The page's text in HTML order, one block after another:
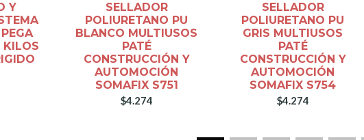
Y
KILOS
SELLADOR
POLIURETANO PU
BLANCO MULTIUSOS
PATÉ
CONSTRUCCIÓN Y
AUTOMOCIÓN
SOMAFIX S751
$4.274
SELLADOR
POLIURETANO PU
GRIS MULTIUSOS
PATÉ
CONSTRUCCIÓN Y
AUTOMOCIÓN
SOMAFIX S754
$4.274